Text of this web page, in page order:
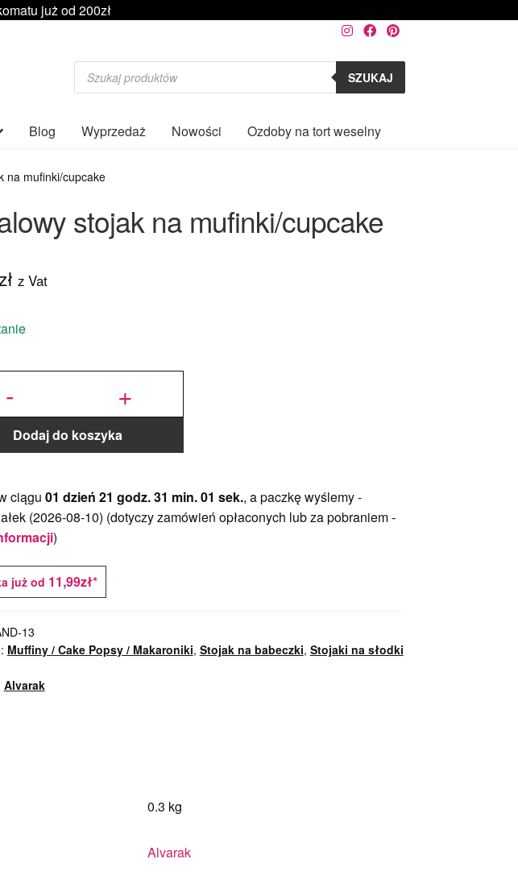
już od 200zł
Wyszukiwarka
produktów SZUKAJ
Blog Wyprzedaż Nowości Ozdoby na tort weselny
na mufinki/cupcake
stojak na mufinki/cupcake
z Vat
- +
Dodaj do koszyka
ciągu 01 dzień 21 godz. 31 min. 00 sek., a paczkę wyślemy -
(2026-08-10) (dotyczy zamówień opłaconych lub za pobraniem -
)
już od 11,99zł*
13
Muffiny / Cake Popsy / Makaroniki, Stojak na babeczki, Stojaki na słodki
Alvarak
0.3 kg
Alvarak